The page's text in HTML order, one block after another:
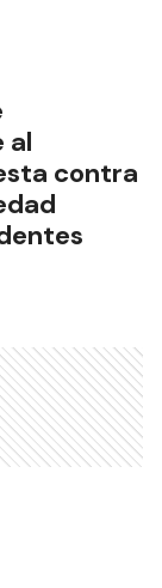
al
contra